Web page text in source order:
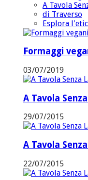
A Tavola
di Traverso
Esplora
Formaggi
03/07/2019
A Tavola
29/07/2015
A Tavola
22/07/2015